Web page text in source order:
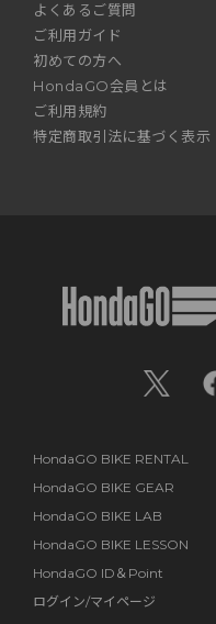
よくあるご質問
ご利用ガイド
初めての方へ
HondaGO会員とは
ご利用規約
特定商取引法に基づく表示
HondaGO BIKE RENTAL
HondaGO BIKE GEAR
HondaGO BIKE LAB
HondaGO BIKE LESSON
HondaGO ID＆Point
ログイン/マイページ